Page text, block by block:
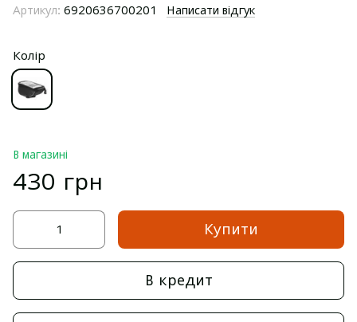
Артикул: 6920636700201 Написати відгук
Колір
В магазині
430 грн
Купити
В кредит